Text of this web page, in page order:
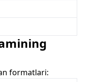
formatlari: